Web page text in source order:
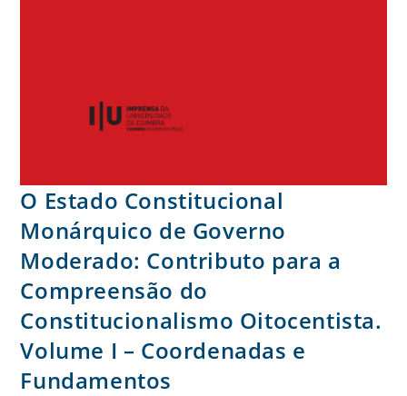
O Estado Constitucional
Monárquico de Governo
Moderado: Contributo para a
Compreensão do
Constitucionalismo Oitocentista.
Volume I – Coordenadas e
Fundamentos